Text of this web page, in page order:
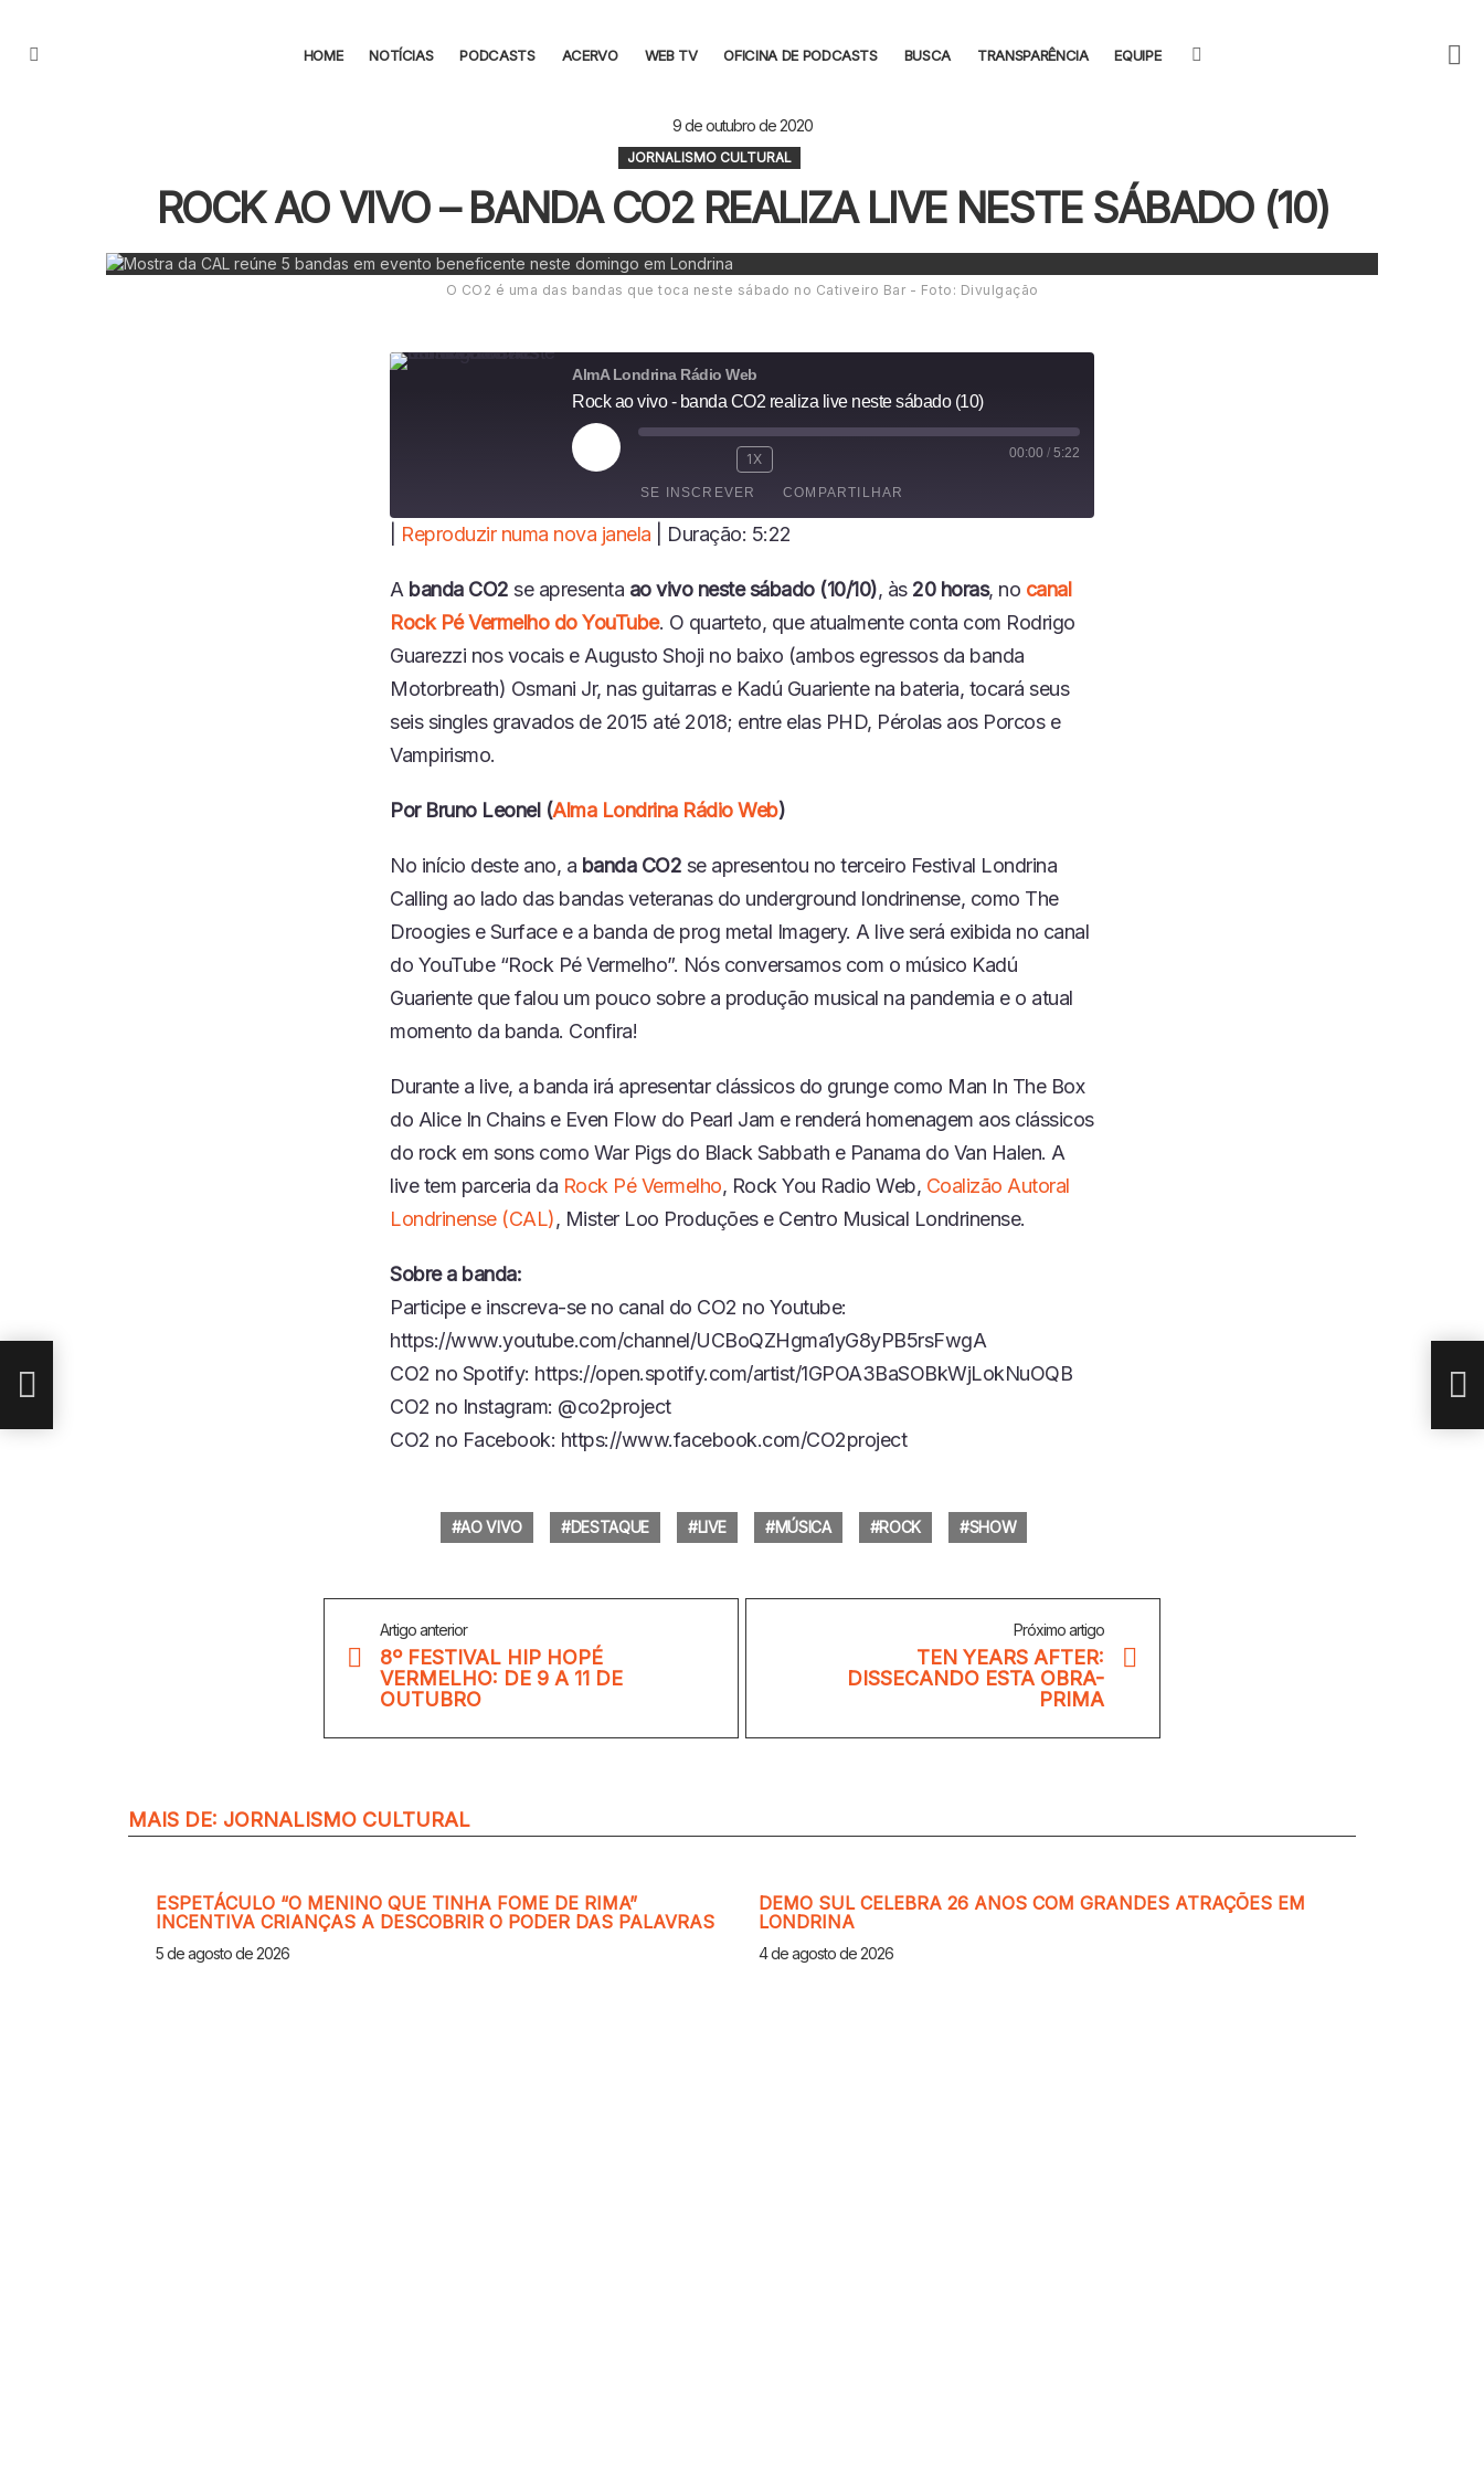
HOME NOTÍCIAS PODCASTS ACERVO WEB TV OFICINA DE PODCASTS BUSCA TRANSPARÊNCIA EQUIPE
9 de outubro de 2020
JORNALISMO CULTURAL
ROCK AO VIVO – BANDA CO2 REALIZA LIVE NESTE SÁBADO (10)
O CO2 é uma das bandas que toca neste sábado no Cativeiro Bar - Foto: Divulgação
AlmA Londrina Rádio Web
Rock ao vivo - banda CO2 realiza live neste sábado (10)
R
O
U
Z
I
R
P
I
I
1X 00:00 / 5:22
SE INSCREVER COMPARTILHAR
FEED RSS
INCORPO
RAR
Reproduzir numa nova janela Duração: 5:22
A banda CO2 se apresenta ao vivo neste sábado (10/10), às 20 horas, no canal
Rock Pé Vermelho do YouTube. O quarteto, que atualmente conta com Rodrigo
Guarezzi nos vocais e Augusto Shoji no baixo (ambos egressos da banda
Motorbreath) Osmani Jr, nas guitarras e Kadú Guariente na bateria, tocará seus
seis singles gravados de 2015 até 2018; entre elas PHD, Pérolas aos Porcos e
Vampirismo.
Por Bruno Leonel (Alma Londrina Rádio Web)
No início deste ano, a banda CO2 se apresentou no terceiro Festival Londrina
Calling ao lado das bandas veteranas do underground londrinense, como The
Droogies e Surface e a banda de prog metal Imagery. A live será exibida no canal
do YouTube “Rock Pé Vermelho”. Nós conversamos com o músico Kadú
Guariente que falou um pouco sobre a produção musical na pandemia e o atual
momento da banda. Confira!
Durante a live, a banda irá apresentar clássicos do grunge como Man In The Box
do Alice In Chains e Even Flow do Pearl Jam e renderá homenagem aos clássicos
do rock em sons como War Pigs do Black Sabbath e Panama do Van Halen. A
live tem parceria da Rock Pé Vermelho, Rock You Radio Web, Coalizão Autoral
Londrinense (CAL), Mister Loo Produções e Centro Musical Londrinense.
Sobre a banda:
Participe e inscreva-se no canal do CO2 no Youtube:
https://www.youtube.com/channel/UCBoQZHgma1yG8yPB5rsFwgA
CO2 no Spotify: https://open.spotify.com/artist/1GPOA3BaSOBkWjLokNuOQB
CO2 no Instagram: @co2project
CO2 no Facebook: https://www.facebook.com/CO2project
AO VIVO DESTAQUE LIVE MÚSICA ROCK SHOW
Artigo anterior
8º FESTIVAL HIP HOPÉ
VERMELHO: DE 9 A 11 DE
OUTUBRO
Próximo artigo
TEN YEARS AFTER:
DISSECANDO ESTA OBRA-
PRIMA
MAIS DE: JORNALISMO CULTURAL
ESPETÁCULO “O MENINO QUE TINHA FOME DE RIMA”
INCENTIVA CRIANÇAS A DESCOBRIR O PODER DAS PALAVRAS
5 de agosto de 2026
DEMO SUL CELEBRA 26 ANOS COM GRANDES ATRAÇÕES EM
LONDRINA
4 de agosto de 2026